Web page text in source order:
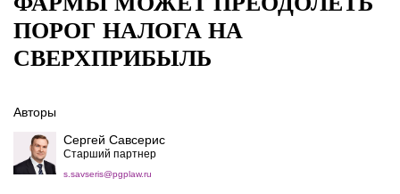
Español
ПОРОГ НАЛОГА НА
СВЕРХПРИБЫЛЬ
Авторы
Сергей Савсерис
Старший партнер
s.savseris@pgplaw.ru